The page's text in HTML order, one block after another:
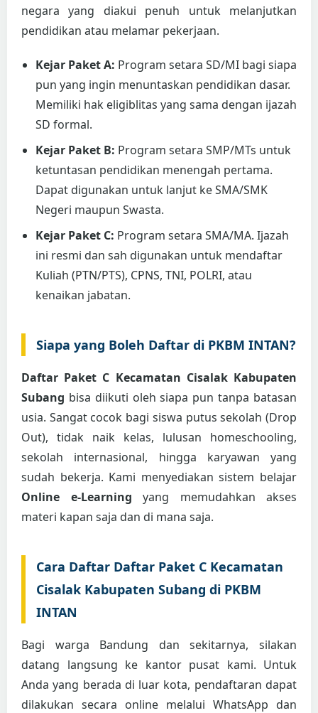
negara yang diakui penuh untuk melanjutkan
pendidikan atau melamar pekerjaan.
Kejar Paket A: Program setara SD/MI bagi siapa
pun yang ingin menuntaskan pendidikan dasar.
Memiliki hak eligiblitas yang sama dengan ijazah
SD formal.
Kejar Paket B: Program setara SMP/MTs untuk
ketuntasan pendidikan menengah pertama.
Dapat digunakan untuk lanjut ke SMA/SMK
Negeri maupun Swasta.
Kejar Paket C: Program setara SMA/MA. Ijazah
ini resmi dan sah digunakan untuk mendaftar
Kuliah (PTN/PTS), CPNS, TNI, POLRI, atau
kenaikan jabatan.
Siapa yang Boleh Daftar di PKBM INTAN?
Daftar Paket C Kecamatan Cisalak Kabupaten
Subang bisa diikuti oleh siapa pun tanpa batasan
usia. Sangat cocok bagi siswa putus sekolah (Drop
Out), tidak naik kelas, lulusan homeschooling,
sekolah internasional, hingga karyawan yang
sudah bekerja. Kami menyediakan sistem belajar
Online e-Learning yang memudahkan akses
materi kapan saja dan di mana saja.
Cara Daftar Daftar Paket C Kecamatan
Cisalak Kabupaten Subang di PKBM
INTAN
Bagi warga Bandung dan sekitarnya, silakan
datang langsung ke kantor pusat kami. Untuk
Anda yang berada di luar kota, pendaftaran dapat
dilakukan secara online melalui WhatsApp dan